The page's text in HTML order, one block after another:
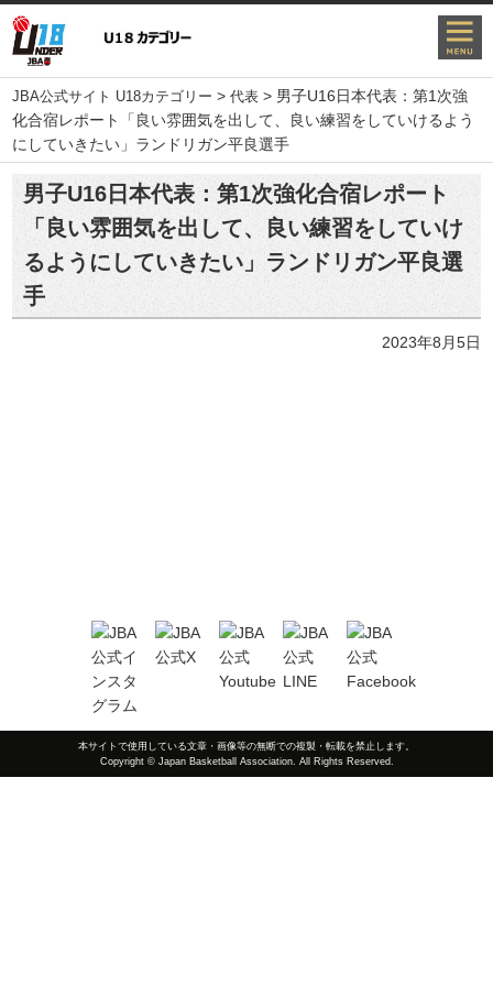
JBA公式サイト U18カテゴリー >代表 > 男子U16日本代表：第1次強
化合宿レポート「良い雰囲気を出して、良い練習をしていけるよう
にしていきたい」ランドリガン平良選手
男子U16日本代表：第1次強化合宿レポート
「良い雰囲気を出して、良い練習をしていけ
るようにしていきたい」ランドリガン平良選
手
2023年8月5日
本サイトで使用している文章・画像等の無断での複製・転載を禁止します。
Copyright © Japan Basketball Association. All Rights Reserved.